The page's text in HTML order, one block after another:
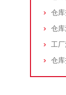
仓